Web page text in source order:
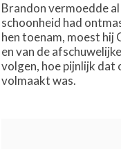
Brandon vermoedde
schoonheid had
hen toenam, moest hij
en van de
volgen, hoe pijnlijk dat
volmaakt was.